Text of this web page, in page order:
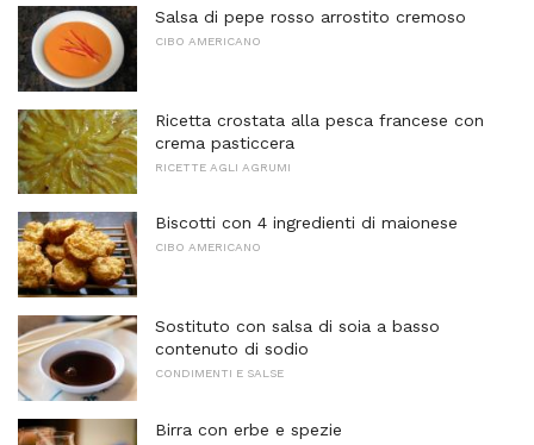
Salsa di pepe rosso arrostito cremoso
CIBO AMERICANO
Ricetta crostata alla pesca francese con
crema pasticcera
RICETTE AGLI AGRUMI
Biscotti con 4 ingredienti di maionese
CIBO AMERICANO
Sostituto con salsa di soia a basso
contenuto di sodio
CONDIMENTI E SALSE
Birra con erbe e spezie